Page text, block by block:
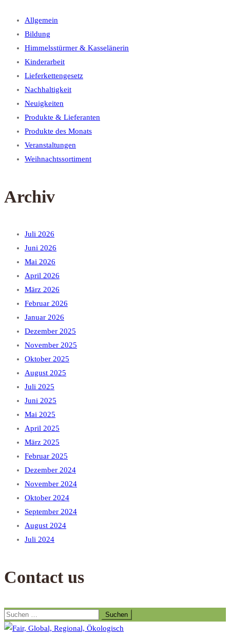
Allgemein
Bildung
Himmelsstürmer & Kasselänerin
Kinderarbeit
Lieferkettengesetz
Nachhaltigkeit
Neuigkeiten
Produkte & Lieferanten
Produkte des Monats
Veranstaltungen
Weihnachtssortiment
Archiv
Juli 2026
Juni 2026
Mai 2026
April 2026
März 2026
Februar 2026
Januar 2026
Dezember 2025
November 2025
Oktober 2025
August 2025
Juli 2025
Juni 2025
Mai 2025
April 2025
März 2025
Februar 2025
Dezember 2024
November 2024
Oktober 2024
September 2024
August 2024
Juli 2024
Contact us
Suchen
nach: